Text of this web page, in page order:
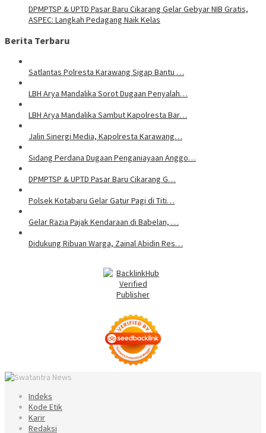
DPMPTSP & UPTD Pasar Baru Cikarang Gelar Gebyar NIB Gratis,
ASPEC: Langkah Pedagang Naik Kelas
Berita Terbaru
Satlantas Polresta Karawang Sigap Bantu …
LBH Arya Mandalika Sorot Dugaan Penyalah…
LBH Arya Mandalika Sambut Kapolresta Bar…
Jalin Sinergi Media, Kapolresta Karawang…
Sidang Perdana Dugaan Penganiayaan Anggo…
DPMPTSP & UPTD Pasar Baru Cikarang G…
Polsek Kotabaru Gelar Gatur Pagi di Titi…
Gelar Razia Pajak Kendaraan di Babelan, …
Didukung Ribuan Warga, Zainal Abidin Res…
Indeks
Kode Etik
Karir
Redaksi